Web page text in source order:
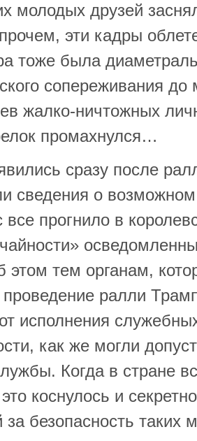
молодых друзей
эти кадры
тоже была
сопереживания
жалко-ничтожных
промахнулся…
сразу после
сведения о
все прогнило в
этом тем органам,
проведение ралли
исполнения
как же могли
Когда в стране
коснулось и
безопасность таких